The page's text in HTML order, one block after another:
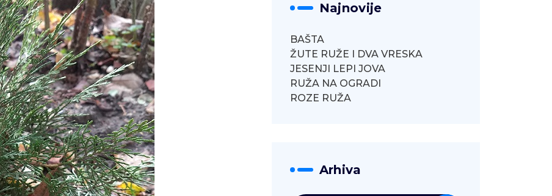
Najnovije
BAŠTA
ŽUTE RUŽE I DVA VRESKA
JESENJI LEPI JOVA
RUŽA NA OGRADI
ROZE RUŽA
Arhiva